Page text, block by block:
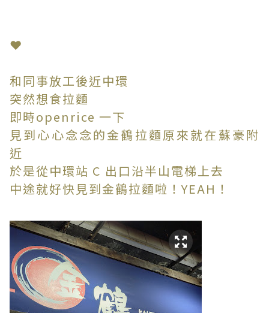
❤
和同事放工後近中環
突然想食拉麵
即時openrice 一下
見到心心念念的金鶴拉麵原來就在蘇豪附
近
於是從中環站 C 出口沿半山電梯上去
中途就好快見到金鶴拉麵啦！YEAH！